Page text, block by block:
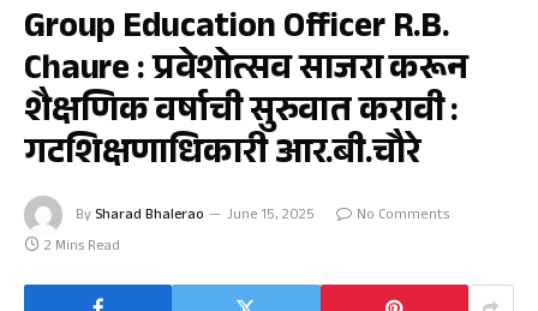
Group Education Officer R.B.
Chaure : प्रवेशोत्सव साजरा करून
शैक्षणिक वर्षाची सुरुवात करावी :
गटशिक्षणाधिकारी आर.बी.चौरे
By Sharad Bhalerao June 15, 2025
No Comments
2 Mins Read